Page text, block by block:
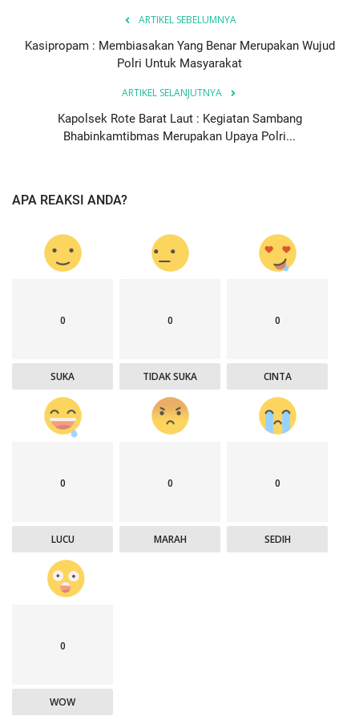
ARTIKEL SEBELUMNYA
Kasipropam : Membiasakan Yang Benar Merupakan Wujud
Polri Untuk Masyarakat
ARTIKEL SELANJUTNYA
Kapolsek Rote Barat Laut : Kegiatan Sambang
Bhabinkamtibmas Merupakan Upaya Polri...
APA REAKSI ANDA?
0
SUKA
0
TIDAK SUKA
0
CINTA
0
LUCU
0
MARAH
0
SEDIH
0
WOW